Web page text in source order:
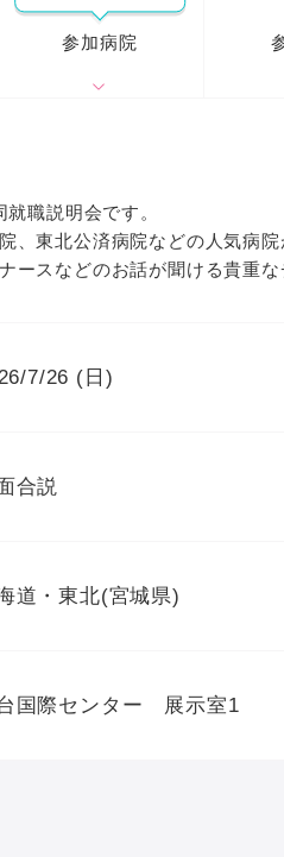
参加病院
職説明会です。
、東北公済病院などの人気病院
ースなどのお話が聞ける貴重な
7/26 (日)
合説
道・東北(宮城県)
国際センター 展示室1